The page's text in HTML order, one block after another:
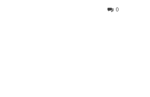
0